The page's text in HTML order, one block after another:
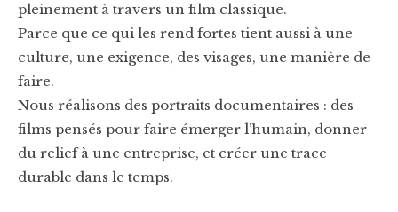
pleinement à travers un film classique.
Parce que ce qui les rend fortes tient aussi à une
culture, une exigence, des visages, une manière de
faire.
Nous réalisons des portraits documentaires : des
films pensés pour faire émerger l’humain, donner
du relief à une entreprise, et créer une trace
durable dans le temps.